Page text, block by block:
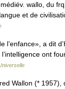
wallo, du
et de
a dit
ont
Wallon (* 1957),